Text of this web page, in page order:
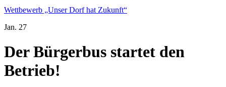
Wettbewerb „Unser Dorf hat Zukunft“
Jan. 27
Der Bürgerbus startet den
Betrieb!